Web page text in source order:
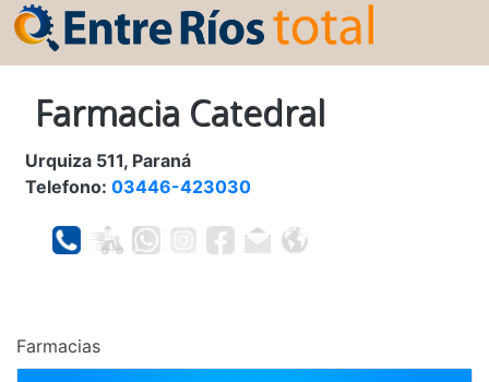
Farmacia Catedral
Urquiza 511, Paraná
Telefono: 03446-423030
Farmacias